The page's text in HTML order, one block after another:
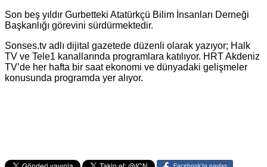
Son beş yıldır Gurbetteki Atatürkçü Bilim İnsanları Derneği
Başkanlığı görevini sürdürmektedir.
Sonses.tv adlı dijital gazetede düzenli olarak yazıyor; Halk
TV ve Tele1 kanallarında programlara katılıyor. HRT Akdeniz
TV’de her hafta bir saat ekonomi ve dünyadaki gelişmeler
konusunda programda yer alıyor.
Facebook'ta paylaş